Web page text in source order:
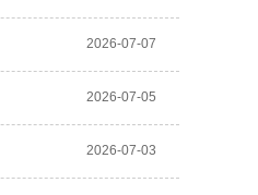
2026-07-07
2026-07-05
2026-07-03